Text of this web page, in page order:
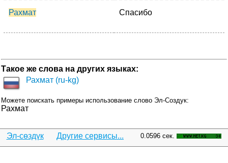
Рахмат Спасибо
Такое же слова на других языках:
Рахмат (ru-kg)
Можете поискать примеры использование слово Эл-Создук:
Рахмат
Эл-сөздүк Другие сервисы... 0.0596 сек.